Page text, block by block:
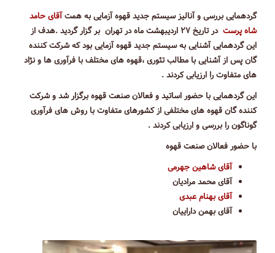
گردهمایی بررسی و آنالیز سیستم جدید قهوه آزمایی به همتآقای حامد
شاه پرست
در تاریخ ۲۷ اردیبهشت ماه در تهران بر گزار گردید .هدف از
این گردهمایی آشنایی به سیستم جدید قهوه آزمایی بود که شرکت کننده
گان پس از آشنایی با مطالب تئوری ،قهوه های مختلف با فرآوری ها و نژاد
های متفاوت را ارزیابی کردند .
این گردهمایی با حضور اساتید و فعالان صنعت قهوه برگزار شد و شرکت
کننده گان قهوه های مختلفی از کشورهای متفاوت با روش های فرآوری
گوناگون را بررسی و ارزیابی کردند .
با حضور فعالان صنعت قهوه
آقای شاهین جهرمی
آقای محمد مرادیان
آقای بهنام عبدی
آقای بهمن داراییان